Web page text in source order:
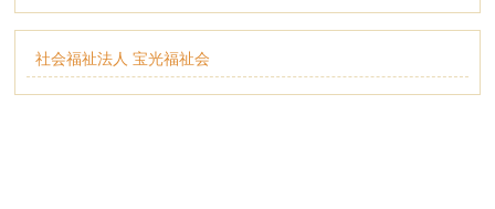
社会福祉法人 宝光福祉会